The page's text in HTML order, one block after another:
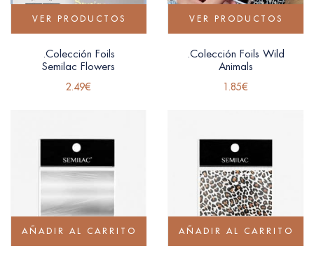
VER PRODUCTOS
.Colección Foils
Semilac Flowers
2.49€
VER PRODUCTOS
.Colección Foils Wild
Animals
1.85€
AÑADIR AL CARRITO AÑADIR AL CARRITO